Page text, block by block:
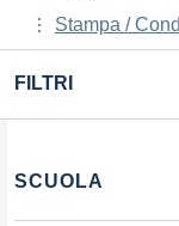
Stampa /
FILTRI
Filtri
SCUOLA